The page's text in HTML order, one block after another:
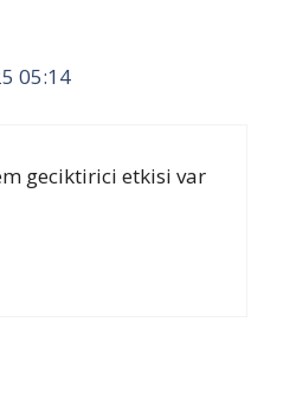
05:14
geciktirici etkisi var